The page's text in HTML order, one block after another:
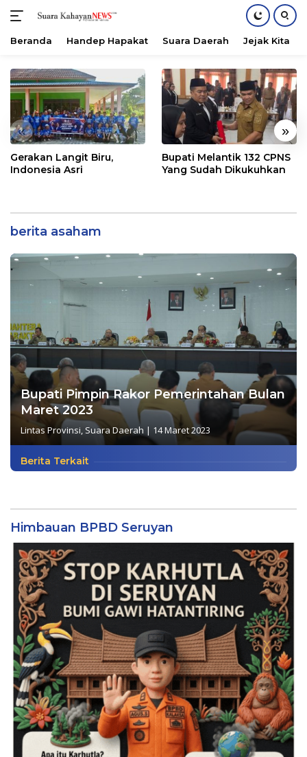
konten
Beranda Handep Hapakat Suara Daerah Jejak Kita
« »
Gerakan Langit Biru,
Indonesia Asri
Bupati Melantik 132 CPNS
Yang Sudah Dikukuhkan
berita asaham
Bupati Pimpin Rakor Pemerintahan Bulan
Maret 2023
Lintas Provinsi, Suara Daerah | 14 Maret 2023
Berita Terkait
Himbauan BPBD Seruyan